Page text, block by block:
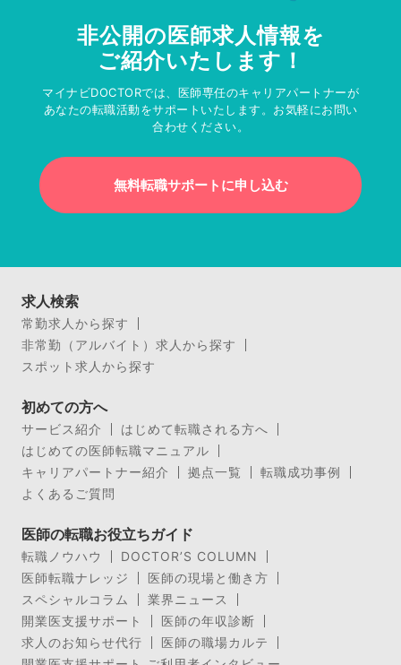
非公開の医師求人情報を
ご紹介いたします！
マイナビDOCTORでは、医師専任のキャリアパートナーが
あなたの転職活動をサポートいたします。お気軽にお問い
合わせください。
無料転職サポートに申し込む
求人検索
常勤求人から探す
非常勤（アルバイト）求人から探す
スポット求人から探す
初めての方へ
サービス紹介
はじめて転職される方へ
はじめての医師転職マニュアル
キャリアパートナー紹介
拠点一覧
転職成功事例
よくあるご質問
医師の転職お役立ちガイド
転職ノウハウ
DOCTOR’S COLUMN
医師転職ナレッジ
医師の現場と働き方
スペシャルコラム
業界ニュース
開業医支援サポート
医師の年収診断
求人のお知らせ代行
医師の職場カルテ